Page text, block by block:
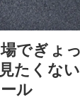
でぎょ
たくな
ル